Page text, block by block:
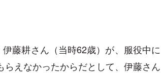
藤耕さん（当時62歳）が、服役中に
えなかったからだとして、伊藤さん